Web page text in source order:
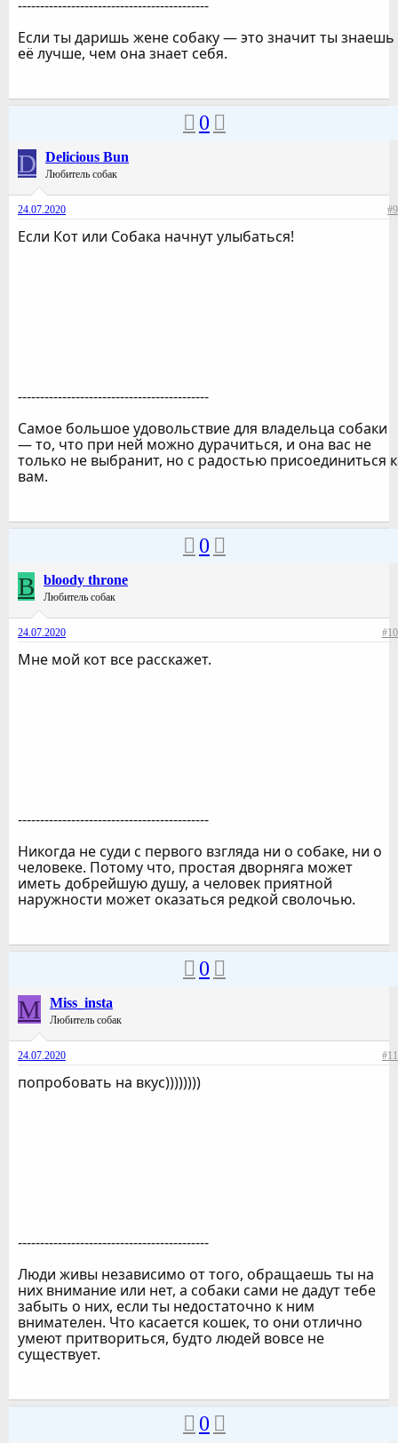
-------------------------------------------
Если ты даришь жене собаку — это значит ты знаешь
её лучше, чем она знает себя.
0
D Delicious Bun
Любитель собак
24.07.2020 #9
Если Кот или Собака начнут улыбаться!
-------------------------------------------
Самое большое удовольствие для владельца собаки
— то, что при ней можно дурачиться, и она вас не
только не выбранит, но с радостью присоединиться к
вам.
0
B bloody throne
Любитель собак
24.07.2020 #10
Мне мой кот все раcскажет.
-------------------------------------------
Никогда не суди с первого взгляда ни о собаке, ни о
человеке. Потому что, простая дворняга может
иметь добрейшую душу, а человек приятной
наружности может оказаться редкой сволочью.
0
M Miss_insta
Любитель собак
24.07.2020 #11
попробовать на вкус))))))))
-------------------------------------------
Люди живы независимо от того, обращаешь ты на
них внимание или нет, а собаки сами не дадут тебе
забыть о них, если ты недостаточно к ним
внимателен. Что касается кошек, то они отлично
умеют притвориться, будто людей вовсе не
существует.
0